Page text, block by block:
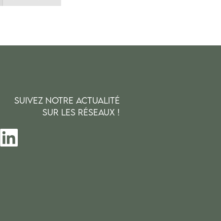
SUIVEZ NOTRE ACTUALITÉ
SUR LES RÉSEAUX !